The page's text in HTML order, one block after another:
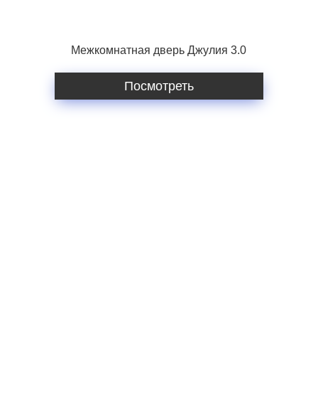
Межкомнатная дверь Джулия 3.0
Посмотреть